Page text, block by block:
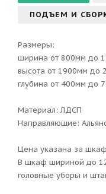
ПОДЪЕМ И
Размеры:
ширина от 800мм до
высота от 1900мм до
глубина от 400мм до
Материал: ЛДСП
Направляющие:
Цена указана за
В шкаф шириной до
головные уборы и